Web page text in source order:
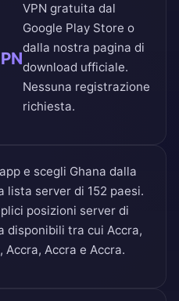
VPN gratuita dal
Google Play Store o
dalla nostra pagina di
download ufficiale.
Nessuna registrazione
richiesta.
e scegli Ghana dalla
lista server di 152 paesi.
posizioni server di
disponibili tra cui Accra,
Accra, Accra e Accra.